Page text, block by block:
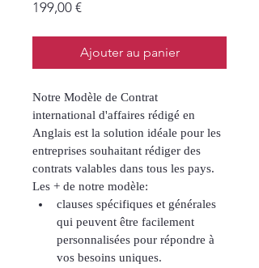
199,00 €Price
Ajouter au panier
Notre Modèle de Contrat
international d'affaires rédigé en
Anglais est la solution idéale pour les
entreprises souhaitant rédiger des
contrats valables dans tous les pays.
Les + de notre modèle:
clauses spécifiques et générales
qui peuvent être facilement
personnalisées pour répondre à
vos besoins uniques.